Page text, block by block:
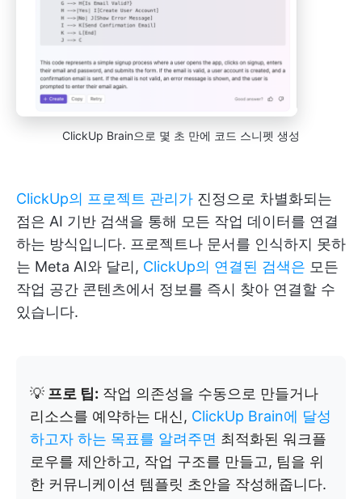
ClickUp Brain으로 몇 초 만에 코드 스니펫 생성
ClickUp의 프로젝트 관리가 진정으로 차별화되는
점은 AI 기반 검색을 통해 모든 작업 데이터를 연결
하는 방식입니다. 프로젝트나 문서를 인식하지 못하
는 Meta AI와 달리, ClickUp의 연결된 검색은 모든
작업 공간 콘텐츠에서 정보를 즉시 찾아 연결할 수
있습니다.
💡 프로 팁: 작업 의존성을 수동으로 만들거나
리소스를 예약하는 대신, ClickUp Brain에 달성
하고자 하는 목표를 알려주면 최적화된 워크플
로우를 제안하고, 작업 구조를 만들고, 팀을 위
한 커뮤니케이션 템플릿 초안을 작성해줍니다.